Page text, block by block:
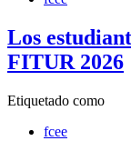
Los
FITUR 2026
Etiquetado como
fcee